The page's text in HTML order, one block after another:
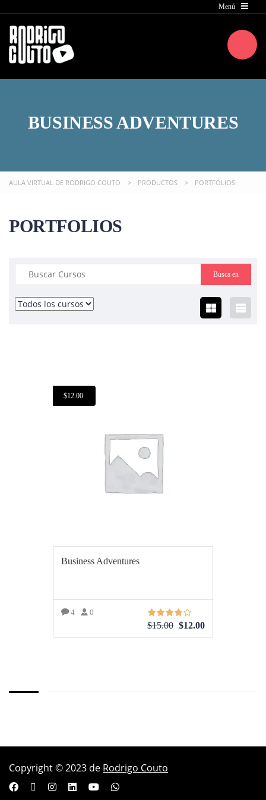
BUSINESS ADVENTURES
AULA VIRTUAL DE RODRIGO COUTO > PRODUCTOS > PORTFOLIOS
PORTFOLIOS
$12.00
Business Adventures
4 0
$15.00 $12.00
Copyright © 2023 de Rodrigo Couto